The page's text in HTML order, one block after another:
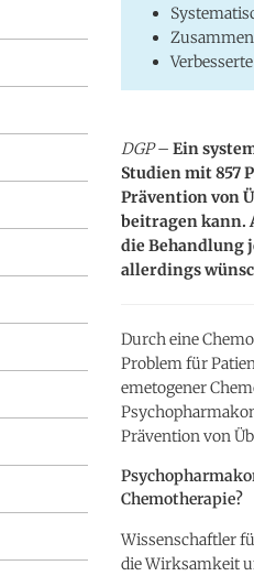
DGP– Ein
Studien mit 857
Prävention von
beitragen kann.
die Behandlung
allerdings
Durch eine
Problem für
emetogener
Prävention von
Chemotherapie?
Wissenschaftler
die Wirksamkeit